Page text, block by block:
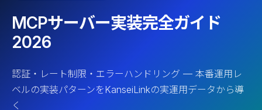
MCPサーバー実装完全ガイド
2026
認証・レート制限・エラーハンドリング — 本番運用レ
ベルの実装パターンをKanseiLinkの実運用データから導
く